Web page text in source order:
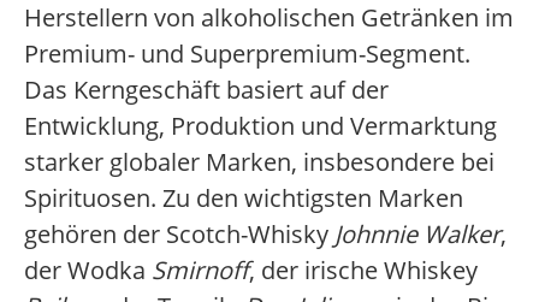
Herstellern von alkoholischen Getränken im
Premium- und Superpremium-Segment.
Das Kerngeschäft basiert auf der
Entwicklung, Produktion und Vermarktung
starker globaler Marken, insbesondere bei
Spirituosen. Zu den wichtigsten Marken
gehören der Scotch-Whisky Johnnie Walker,
der Wodka Smirnoff, der irische Whiskey